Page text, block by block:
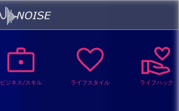
ビジネス/スキル ライフスタイル ライフハック